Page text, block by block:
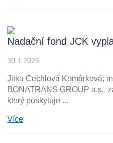
Nadační fond JCK
30.1.2026
Jitka Cechlová Komárková,
BONATRANS GROUP a.s.,
který poskytuje ...
Více